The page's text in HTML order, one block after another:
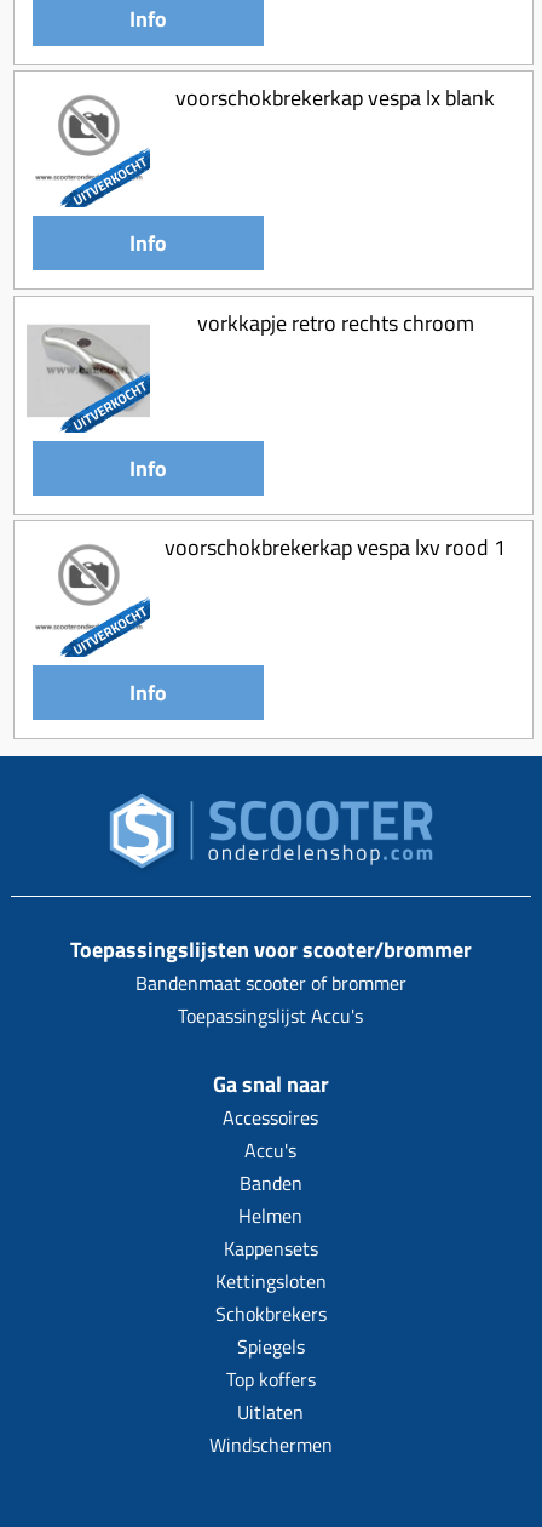
Koeling (delen)
Info
voorschokbrekerkap vespa lx blank
Info
vorkkapje retro rechts chroom
Info
voorschokbrekerkap vespa lxv rood 1
Info
Toepassingslijsten voor scooter/brommer
Bandenmaat scooter of brommer
Toepassingslijst Accu's
Ga snal naar
Accessoires
Accu's
Banden
Helmen
Kappensets
Kettingsloten
Schokbrekers
Spiegels
Top koffers
Uitlaten
Windschermen